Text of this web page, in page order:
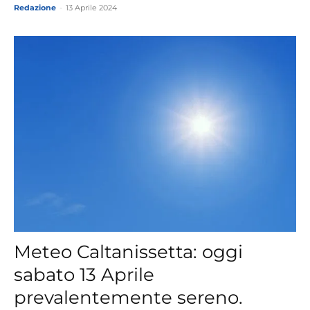
Redazione 13 Aprile 2024
Meteo Caltanissetta: oggi
sabato 13 Aprile
prevalentemente sereno.